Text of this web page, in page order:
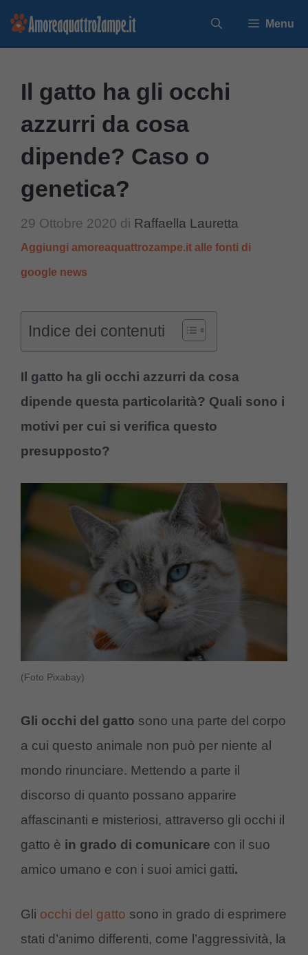
Vai
Menu
Il gatto ha gli occhi
azzurri da cosa
dipende? Caso o
genetica?
29 Ottobre 2020 di Raffaella Lauretta
Aggiungi amoreaquattrozampe.it alle fonti di
google news
Indice dei contenuti
Il gatto ha gli occhi azzurri da cosa
dipende questa particolarità? Quali sono i
motivi per cui si verifica questo
presupposto?
(Foto Pixabay)
Gli occhi del gatto sono una parte del corpo
a cui questo animale non può per niente al
mondo rinunciare. Mettendo a parte il
discorso di quanto possano apparire
affascinanti e misteriosi, attraverso gli occhi il
gatto è in grado di comunicare con il suo
amico umano e con i suoi amici gatti.
Gli occhi del gatto sono in grado di esprimere
stati d’animo differenti, come l’aggressività, la